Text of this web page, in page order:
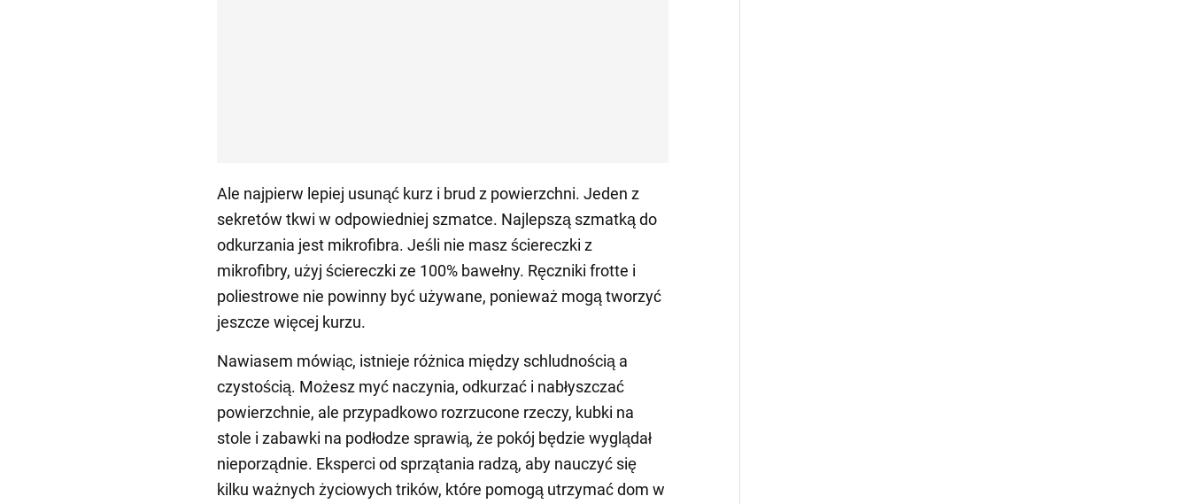
Ale najpierw lepiej usunąć kurz i brud z powierzchni. Jeden z
sekretów tkwi w odpowiedniej szmatce. Najlepszą szmatką do
odkurzania jest mikrofibra. Jeśli nie masz ściereczki z
mikrofibry, użyj ściereczki ze 100% bawełny. Ręczniki frotte i
poliestrowe nie powinny być używane, ponieważ mogą tworzyć
jeszcze więcej kurzu.
Nawiasem mówiąc, istnieje różnica między schludnością a
czystością. Możesz myć naczynia, odkurzać i nabłyszczać
powierzchnie, ale przypadkowo rozrzucone rzeczy, kubki na
stole i zabawki na podłodze sprawią, że pokój będzie wyglądał
nieporządnie. Eksperci od sprzątania radzą, aby nauczyć się
kilku ważnych życiowych trików, które pomogą utrzymać dom w